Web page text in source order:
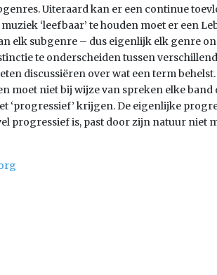
Uiteraard kan er een continue
‘leefbaar’ te houden moet er een
elk subgenre – dus eigenlijk elk genre
te onderscheiden tussen
discussiëren over wat een term
moet niet bij wijze van spreken elke
‘progressief’ krijgen. De eigenlijke
progressief is, past door zijn natuur niet